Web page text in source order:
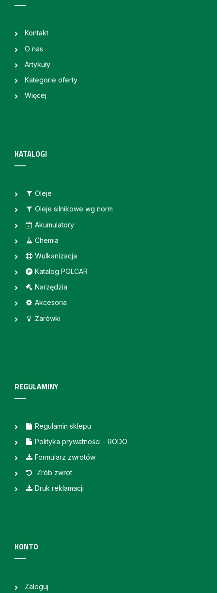
Kontakt
O nas
Artykuły
Kategorie oferty
Więcej
KATALOGI
Oleje
Oleje silnikowe wg norm
Akumulatory
Chemia
Wulkanizacja
Katalog POLCAR
Narzędzia
Akcesoria
Żarówki
REGULAMINY
Regulamin sklepu
Polityka prywatności - RODO
Formularz zwrotów
Zrób zwrot
Druk reklamacji
KONTO
Zaloguj